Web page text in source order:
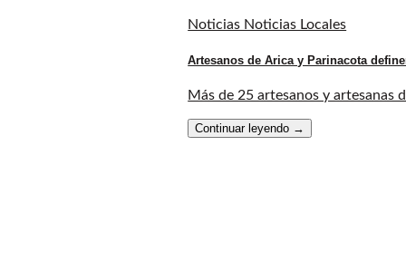
Noticias Noticias Locales
Artesanos de Arica y Parinacota
Más de 25 artesanos y artesanas
Continuar leyendo →